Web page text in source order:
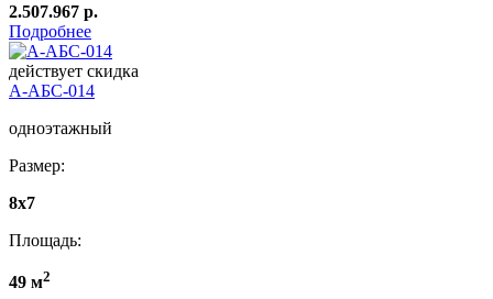
2.507.967 р.
Подробнее
действует скидка
А-АБС-014
одноэтажный
Размер:
8х7
Площадь:
49 м2